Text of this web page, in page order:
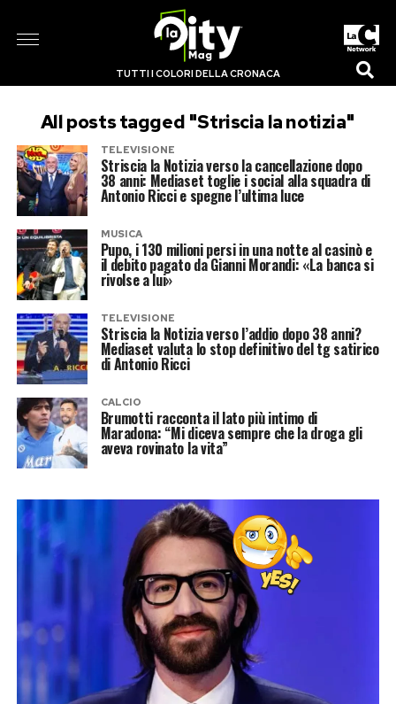
TUTTI I COLORI DELLA CRONACA
All posts tagged "Striscia la notizia"
TELEVISIONE
Striscia la Notizia verso la cancellazione dopo
38 anni: Mediaset toglie i social alla squadra di
Antonio Ricci e spegne l’ultima luce
MUSICA
Pupo, i 130 milioni persi in una notte al casinò e
il debito pagato da Gianni Morandi: «La banca si
rivolse a lui»
TELEVISIONE
Striscia la Notizia verso l’addio dopo 38 anni?
Mediaset valuta lo stop definitivo del tg satirico
di Antonio Ricci
CALCIO
Brumotti racconta il lato più intimo di
Maradona: “Mi diceva sempre che la droga gli
aveva rovinato la vita”